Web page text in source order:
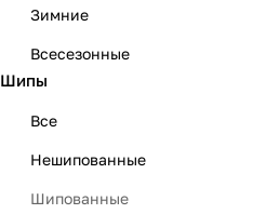
Зимние
Всесезонные
Шипы
Все
Нешипованные
Шипованные